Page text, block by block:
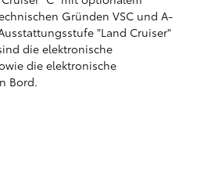
Gründen VSC und A-
"Land Cruiser"
die elektronische
die elektronische
Bord.